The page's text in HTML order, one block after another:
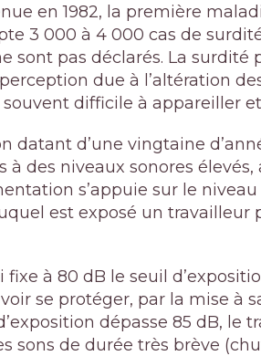
en 1982, la première
3 000 à 4 000 cas de
sont pas déclarés. La
due à l’altération
souvent difficile à appareiller
datant d’une vingtaine
à des niveaux sonores
s’appuie sur le
est exposé un
à 80 dB le seuil
se protéger, par la mise à
dépasse 85 dB, le
sons de durée très brève